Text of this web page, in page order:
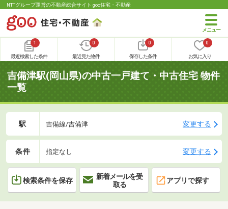
NTTグループ運営の不動産総合サイト goo住宅・不動産
1
最近検索した条件
0
最近見た物件
0
保存した条件
0
お気に入り
吉備津駅(岡山県)の中古一戸建て・中古住宅 物件
一覧
駅 吉備線/吉備津 変更する
条件 指定なし 変更する
検索条件を保存
新着メールを受
取る
アプリで探す